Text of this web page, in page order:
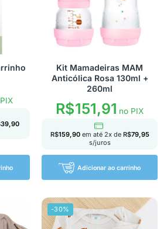
Kit Mamadeiras MAM
Anticólica Rosa 130ml +
260ml
R$151,91 no PIX
R$159,90 em até 2x de R$79,95
s/juros
Adicionar ao carrinho
-30%